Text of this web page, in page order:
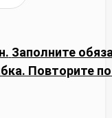
Заполните
Повторите